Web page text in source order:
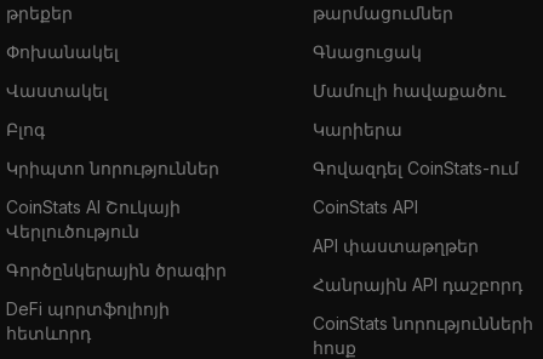
թրեքեր
Փոխանակել
Վաստակել
Բլոգ
Կրիպտո նորություններ
CoinStats AI Շուկայի
Վերլուծություն
Գործընկերային ծրագիր
DeFi պորտֆոլիոյի
հետևորդ
թարմացումներ
Գնացուցակ
Մամուլի հավաքածու
Կարիերա
Գովազդել CoinStats-ում
CoinStats API
API փաստաթղթեր
Հանրային API դաշբորդ
CoinStats նորությունների
հոսք